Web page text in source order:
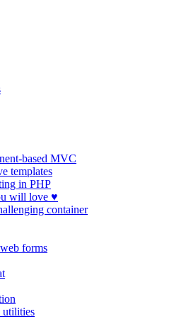
based MVC
templates
in PHP
will love ♥
container
forms
utilities